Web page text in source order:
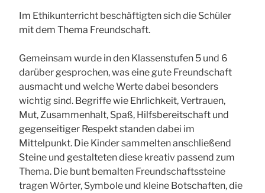
Im Ethikunterricht beschäftigten sich die Schüler
mit dem Thema Freundschaft.
Gemeinsam wurde in den Klassenstufen 5 und 6
darüber gesprochen, was eine gute Freundschaft
ausmacht und welche Werte dabei besonders
wichtig sind. Begriffe wie Ehrlichkeit, Vertrauen,
Mut, Zusammenhalt, Spaß, Hilfsbereitschaft und
gegenseitiger Respekt standen dabei im
Mittelpunkt. Die Kinder sammelten anschließend
Steine und gestalteten diese kreativ passend zum
Thema. Die bunt bemalten Freundschaftssteine
tragen Wörter, Symbole und kleine Botschaften, die